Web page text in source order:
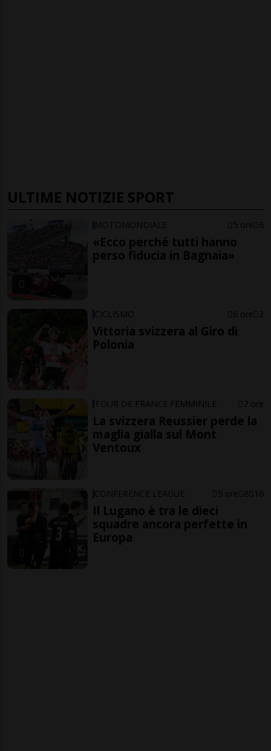
ULTIME NOTIZIE SPORT
MOTOMONDIALE 5 ore 6
«Ecco perché tutti hanno
perso fiducia in Bagnaia»
CICLISMO 6 ore 2
Vittoria svizzera al Giro di
Polonia
TOUR DE FRANCE FEMMINILE 7 ore
La svizzera Reussier perde la
maglia gialla sul Mont
Ventoux
CONFERENCE LEAGUE 9 ore 8 16
Il Lugano è tra le dieci
squadre ancora perfette in
Europa